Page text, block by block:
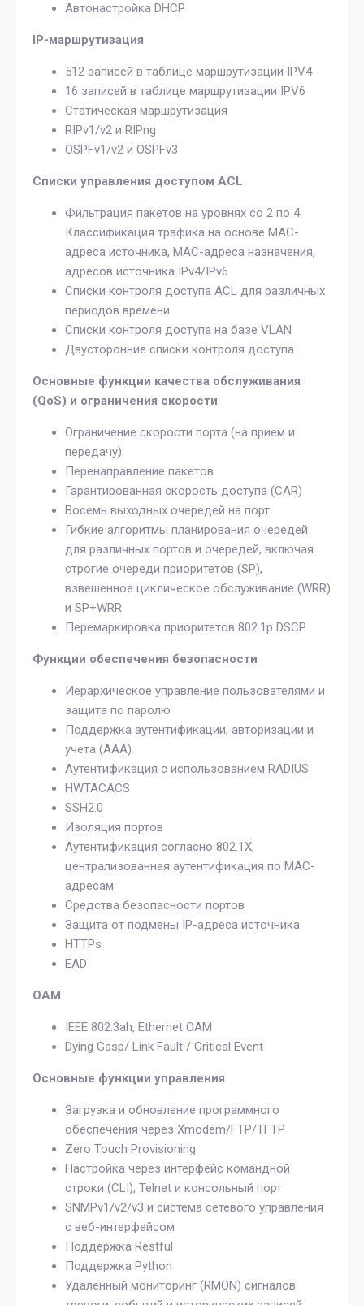
Автонастройка DHCP
IP-маршрутизация
512 записей в таблице маршрутизации IPV4
16 записей в таблице маршрутизации IPV6
Статическая маршрутизация
RIPv1/v2 и RIPng
OSPFv1/v2 и OSPFv3
Списки управления доступом ACL
Фильтрация пакетов на уровнях со 2 по 4
Классификация трафика на основе MAC-
адреса источника, MAC-адреса назначения,
адресов источника IPv4/IPv6
Списки контроля доступа ACL для различных
периодов времени
Списки контроля доступа на базе VLAN
Двусторонние списки контроля доступа
Основные функции качества обслуживания
(QoS) и ограничения скорости
Ограничение скорости порта (на прием и
передачу)
Перенаправление пакетов
Гарантированная скорость доступа (CAR)
Восемь выходных очередей на порт
Гибкие алгоритмы планирования очередей
для различных портов и очередей, включая
строгие очереди приоритетов (SP),
взвешенное циклическое обслуживание (WRR)
и SP+WRR
Перемаркировка приоритетов 802.1p DSCP
Функции обеспечения безопасности
Иерархическое управление пользователями и
защита по паролю
Поддержка аутентификации, авторизации и
учета (AAA)
Аутентификация с использованием RADIUS
HWTACACS
SSH2.0
Изоляция портов
Аутентификация согласно 802.1X,
централизованная аутентификация по MAC-
адресам
Средства безопасности портов
Защита от подмены IP-адреса источника
HTTPs
EAD
ОАМ
IEEE 802.3ah, Ethernet OAM
Dying Gasp/ Link Fault / Critical Event
Основные функции управления
Загрузка и обновление программного
обеспечения через Xmodem/FTP/TFTP
Zero Touch Provisioning
Настройка через интерфейс командной
строки (CLI), Telnet и консольный порт
SNMPv1/v2/v3 и система сетевого управления
с веб-интерфейсом
Поддержка Restful
Поддержка Python
Удаленный мониторинг (RMON) сигналов